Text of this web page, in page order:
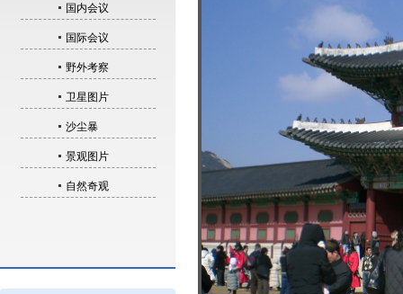
国内会议
国际会议
野外考察
卫星图片
沙尘暴
景观图片
自然奇观